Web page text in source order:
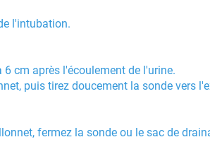
l'intubation.
cm après l'écoulement de l'urine.
puis tirez doucement la sonde vers
fermez la sonde ou le sac de